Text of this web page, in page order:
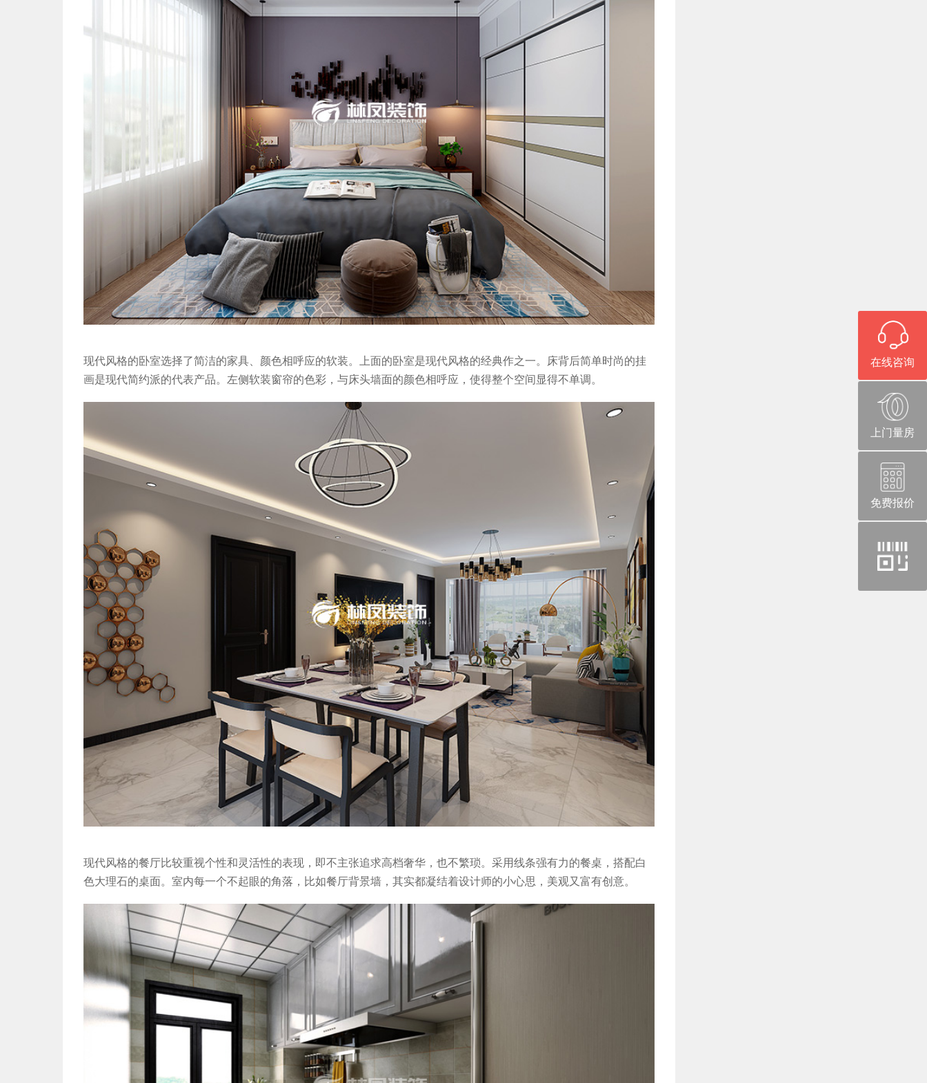
在线咨询
上门量房
免费报价
微
现代风格的卧室选择了简洁的家具、颜色相呼应的软装。上面的卧室是现代风格的经典作之一。床背后简单时尚的挂
画是现代简约派的代表产品。左侧软装窗帘的色彩，与床头墙面的颜色相呼应，使得整个空间显得不单调。
现代风格的餐厅比较重视个性和灵活性的表现，即不主张追求高档奢华，也不繁琐。采用线条强有力的餐桌，搭配白
色大理石的桌面。 室内每一个不起眼的角落，比如餐厅背景墙，其实都凝结着设计师的小心思，美观又富有创意。